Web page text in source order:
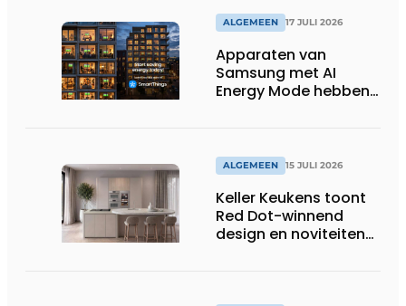
ALGEMEEN 17 JULI 2026
Apparaten van
Samsung met AI
Energy Mode hebben
huishoudens, wat
overeenkomt met het
wassen van 22.023.110
voetbalshirts
ALGEMEEN 15 JULI 2026
Keller Keukens toont
Red Dot-winnend
design en noviteiten